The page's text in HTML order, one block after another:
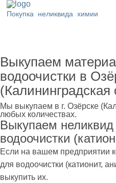
Покупка неликвида химии
Выкупаем
водоочистки в
(Калининградская
Мы выкупаем в г. Озёрске
любых количествах.
Выкупаем
водоочистки
Если на вашем предприятии
для водоочистки (катионит,
выкупить их.